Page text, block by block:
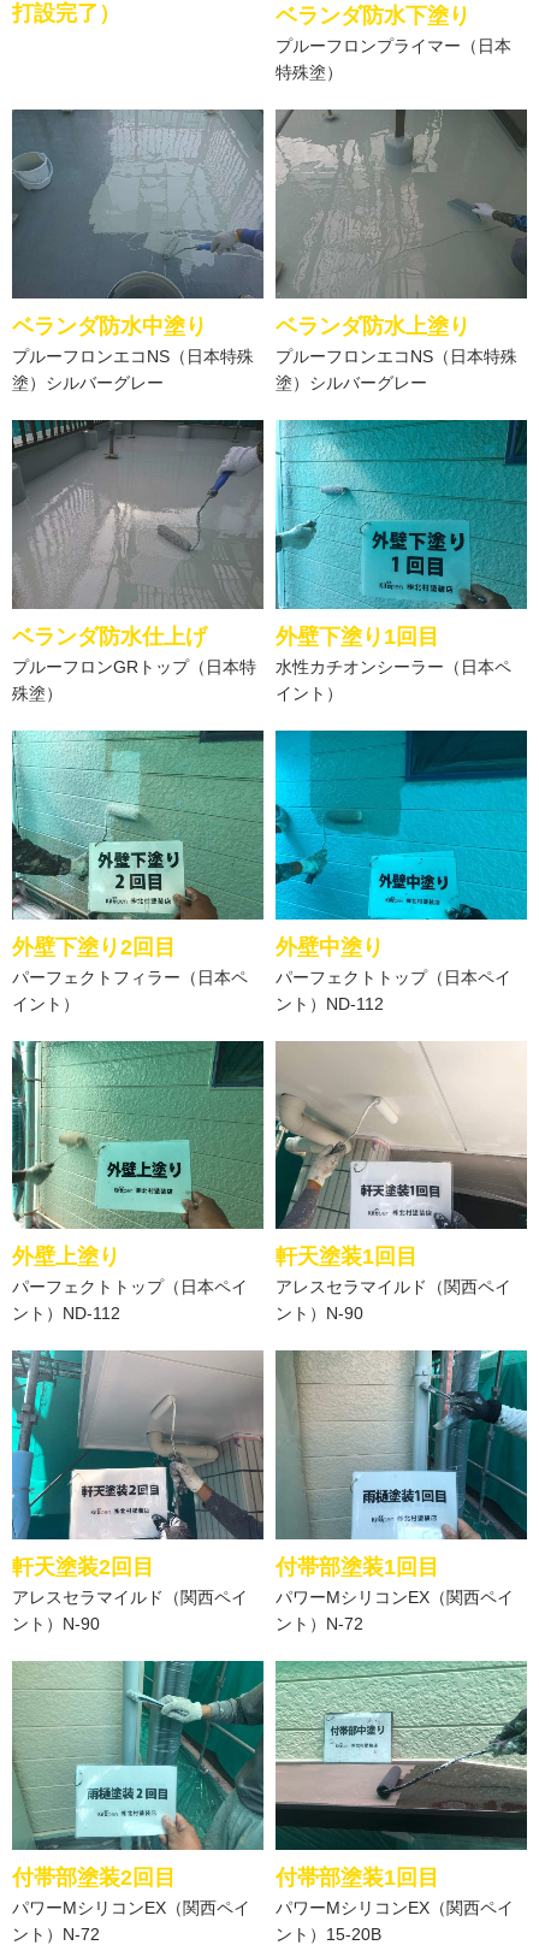
打設完了） ベランダ防水下塗り
プルーフロンプライマー（日本
特殊塗）
ベランダ防水中塗り
プルーフロンエコNS（日本特殊
塗）シルバーグレー
ベランダ防水上塗り
プルーフロンエコNS（日本特殊
塗）シルバーグレー
ベランダ防水仕上げ
プルーフロンGRトップ（日本特
殊塗）
外壁下塗り1回目
水性カチオンシーラー（日本ペ
イント）
外壁下塗り2回目
パーフェクトフィラー（日本ペ
イント）
外壁中塗り
パーフェクトトップ（日本ペイ
ント）ND-112
外壁上塗り
パーフェクトトップ（日本ペイ
ント）ND-112
軒天塗装1回目
アレスセラマイルド（関西ペイ
ント）N-90
軒天塗装2回目
アレスセラマイルド（関西ペイ
ント）N-90
付帯部塗装1回目
パワーMシリコンEX（関西ペイ
ント）N-72
付帯部塗装2回目
パワーMシリコンEX（関西ペイ
ント）N-72
付帯部塗装1回目
パワーMシリコンEX（関西ペイ
ント）15‐20B